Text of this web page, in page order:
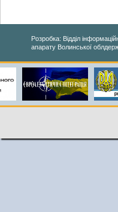
Розробка: Відділ
апарату Волинської